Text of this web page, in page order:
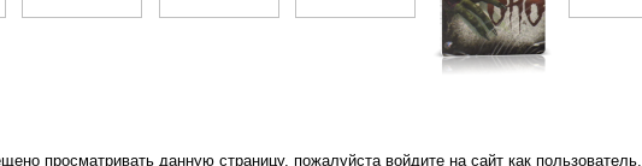
просматривать данную страницу, пожалуйста войдите на сайт как пользователь.